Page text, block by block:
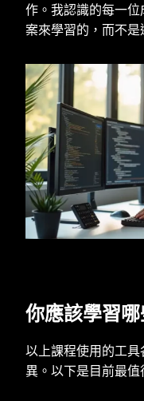
作。我認識的每一位
案來學習的，而不是
你應該學習哪
以上課程使用的工具
異。以下是目前最值